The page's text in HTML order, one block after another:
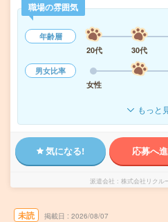
職場の雰囲気
年齢層
20代
30代
男女比率
女性
もっと
気になる! 応募へ
派遣会社 株式会社リクル
未読 掲載日 2026/08/07